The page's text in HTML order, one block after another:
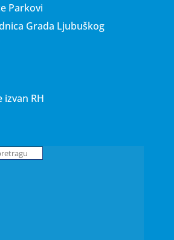
Parkovi
Grada Ljubuškog
izvan RH